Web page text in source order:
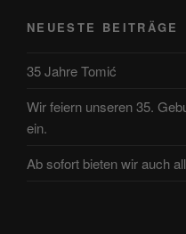
NEUESTE BEITRÄGE
35 Jahre Tomić
Wir feiern unseren 35.
ein.
Ab sofort bieten wir auch